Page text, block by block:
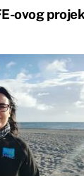
ovog